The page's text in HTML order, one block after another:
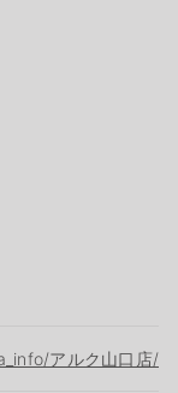
アルク山口店/